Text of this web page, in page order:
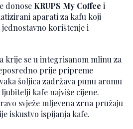
donose KRUPS My Coffee i
aparati za kafu koji
korištenje i
krije se u integrisanom mlinu za
prije pripreme
šoljica zadržava punu aromu
kafe najviše cijene.
svježe mljevena zrna pružaju
iskustvo ispijanja kafe.